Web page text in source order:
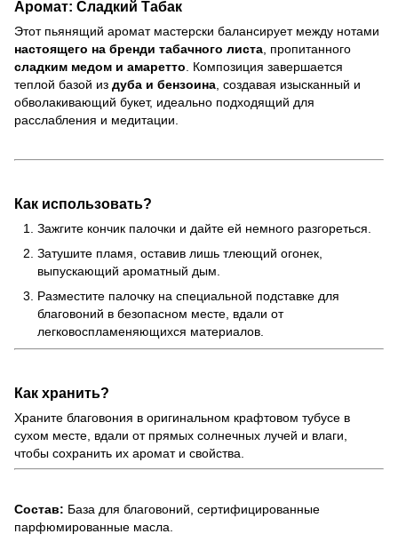
Аромат: Сладкий Табак
Этот пьянящий аромат мастерски балансирует между нотами
настоящего на бренди табачного листа , пропитанного
сладким медом и амаретто . Композиция завершается
теплой базой из дуба и бензоина , создавая изысканный и
обволакивающий букет, идеально подходящий для
расслабления и медитации.
Как использовать?
Зажгите кончик палочки и дайте ей немного разгореться.
Затушите пламя, оставив лишь тлеющий огонек,
выпускающий ароматный дым.
Разместите палочку на специальной подставке для
благовоний в безопасном месте, вдали от
легковоспламеняющихся материалов.
Как хранить?
Храните благовония в оригинальном крафтовом тубусе в
сухом месте, вдали от прямых солнечных лучей и влаги,
чтобы сохранить их аромат и свойства.
Состав: База для благовоний, сертифицированные
парфюмированные масла.